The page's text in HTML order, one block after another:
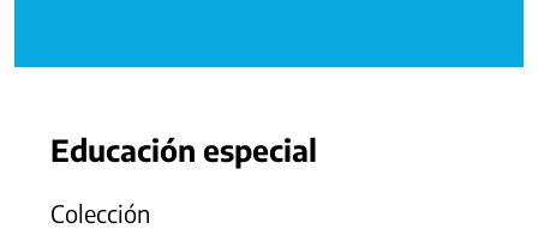
Educación especial
Colección